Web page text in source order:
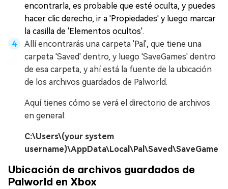
encontrarla, es probable que esté oculta, y puedes
hacer clic derecho, ir a 'Propiedades' y luego marcar
la casilla de 'Elementos ocultos'.
Allí encontrarás una carpeta 'Pal', que tiene una
carpeta 'Saved' dentro, y luego 'SaveGames' dentro
de esa carpeta, y ahí está la fuente de la ubicación
de los archivos guardados de Palworld.
Aquí tienes cómo se verá el directorio de archivos
en general:
C:\Users\(your system
username)\AppData\Local\Pal\Saved\SaveGame
Ubicación de archivos guardados de
Palworld en Xbox